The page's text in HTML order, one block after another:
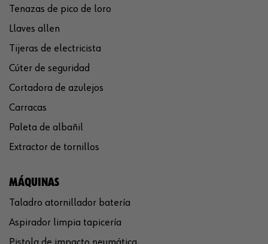
Tenazas de pico de loro
Llaves allen
Tijeras de electricista
Cúter de seguridad
Cortadora de azulejos
Carracas
Paleta de albañil
Extractor de tornillos
MÁQUINAS
Taladro atornillador batería
Aspirador limpia tapicería